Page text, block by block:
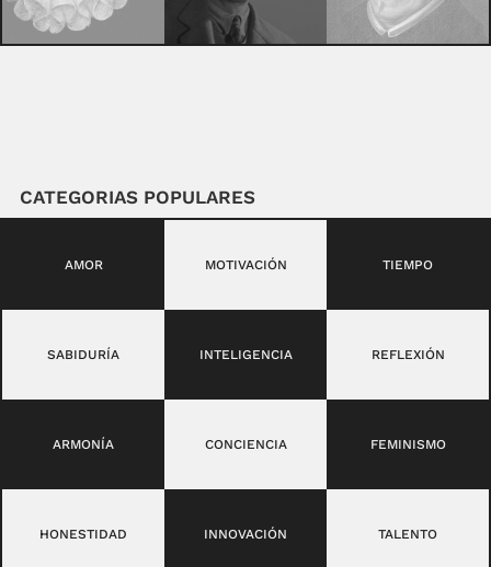
CATEGORIAS POPULARES
AMOR MOTIVACIÓN TIEMPO
SABIDURÍA INTELIGENCIA REFLEXIÓN
ARMONÍA CONCIENCIA FEMINISMO
HONESTIDAD INNOVACIÓN TALENTO